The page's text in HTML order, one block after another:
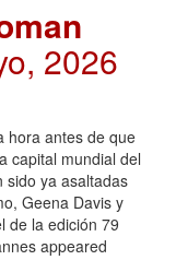
2026
hora antes de que
capital mundial del
sido ya asaltadas
Geena Davis y
de la edición 79
appeared